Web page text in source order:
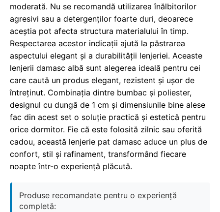
moderată. Nu se recomandă utilizarea înălbitorilor
agresivi sau a detergenților foarte duri, deoarece
aceștia pot afecta structura materialului în timp.
Respectarea acestor indicații ajută la păstrarea
aspectului elegant și a durabilității lenjeriei. Aceaste
lenjerii damasc albă sunt alegerea ideală pentru cei
care caută un produs elegant, rezistent și ușor de
întreținut. Combinația dintre bumbac și poliester,
designul cu dungă de 1 cm și dimensiunile bine alese
fac din acest set o soluție practică și estetică pentru
orice dormitor. Fie că este folosită zilnic sau oferită
cadou, această lenjerie pat damasc aduce un plus de
confort, stil și rafinament, transformând fiecare
noapte într-o experiență plăcută.
Produse recomandate pentru o experiență
completă: